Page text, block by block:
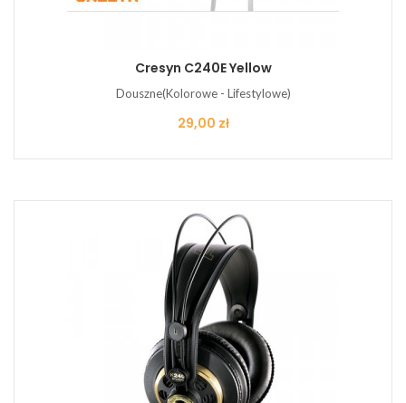
Cresyn C240E Yellow
Douszne(Kolorowe - Lifestylowe)
Cena
29,00 zł